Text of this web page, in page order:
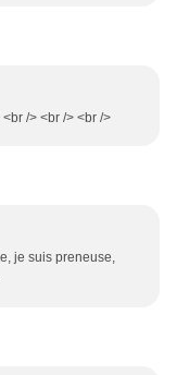
/> <br /> <br />
je suis preneuse,